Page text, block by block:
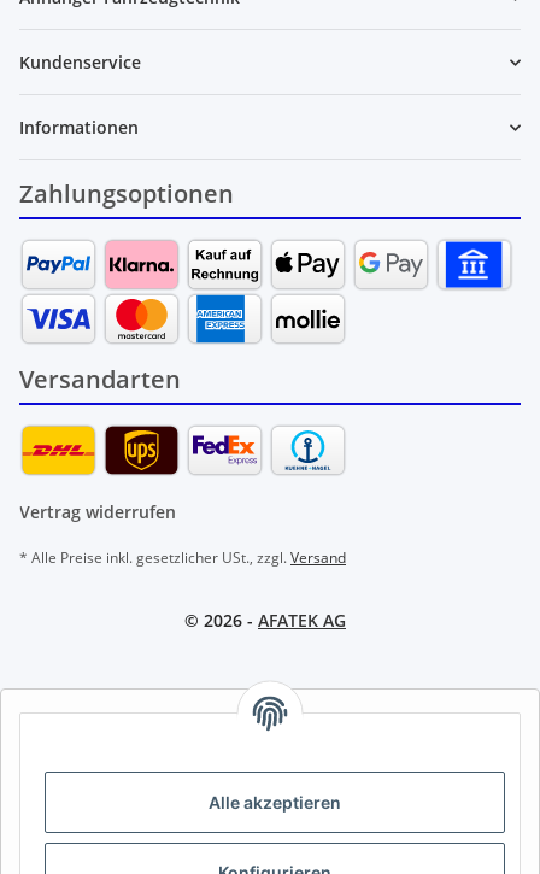
Alle akzeptieren
Kundenservice
Informationen
Zahlungsoptionen
Versandarten
Vertrag widerrufen
* Alle Preise inkl. gesetzlicher USt., zzgl.Versand
© 2026 - AFATEK AG
AFATEK INTERNATIONAL – SELECT REGION & LANGUAGE |
AT CH (DE)